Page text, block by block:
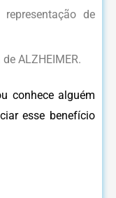
de
ALZHEIMER.
conhece alguém
esse benefício